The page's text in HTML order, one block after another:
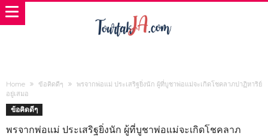
Home ข้อคิดดีๆ
พรจากพ่อแม่ ประเสริฐยิ่งนัก ผู้ที่บูชาพ่อแม่จะเกิดโชคลาภปาฏิหาริย์
อยู่เสมอ
ข้อคิดดีๆ
พรจากพ่อแม่ ประเสริฐยิ่งนัก ผู้ที่บูชาพ่อแม่จะเกิดโชคลาภ